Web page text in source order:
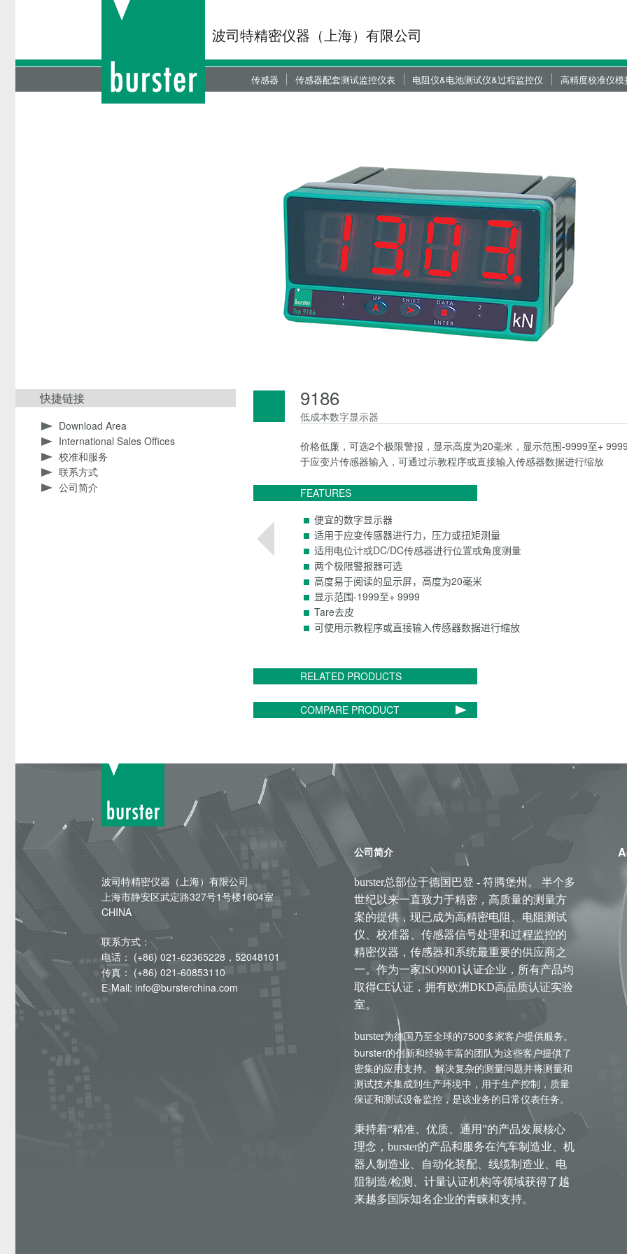
波司特精密仪器（上海）有限公司
传感器
液压/气压传感器
角度传感器
双分量传感器
OEM传感器定制
CAD资料下载
传感器配套测试监控仪表
显示仪器（镶嵌版和桌面版）
放大器和变送器模块
力位监控仪
CAD资料下载
新一代放大器模块
电阻仪&电池测试仪&过程监控仪
绝缘电阻测试仪
微电阻测试仪
力位监控手动压机
线缆测试方案
CAD资料下载
高精度校准仪模
高精密校准源
便携式校准仪
9186
低成本数字显示器
价格低廉，可选2个极限警报，显示高度为20毫米，显示范围-9999至+
于应变片传感器输入，可通过示教程序或直接输入传感器数据进行缩放
FEATURES
便宜的数字显示器
适用于应变传感器进行力，压力或扭矩测量
适用电位计或DC/DC传感器进行位置或角度测量
两个极限警报器可选
高度易于阅读的显示屏，高度为20毫米
显示范围-1999至+ 9999
Tare去皮
可使用示教程序或直接输入传感器数据进行缩放
RELATED PRODUCTS
COMPARE PRODUCT
快捷链接
Download Area
International Sales Offices
校准和服务
联系方式
公司简介
波司特精密仪器（上海）有限公司
上海市静安区武定路327号1号楼1604室
CHINA
联系方式：
电话： (+86) 021-62365228，52048101
传真： (+86) 021-60853110
E-Mail: info@bursterchina.com
公司简介
burster总部位于德国巴登 - 符腾堡州。 半个多
世纪以来一直致力于精密，高质量的测量方
案的提供，现已成为高精密电阻、电阻测试
仪、校准器、传感器信号处理和过程监控的
精密仪器，传感器和系统最重要的供应商之
一。作为一家ISO9001认证企业，所有产品均
取得CE认证，拥有欧洲DKD高品质认证实验
室。
burster为德国乃至全球的7500多家客户提供服务。
burster的创新和经验丰富的团队为这些客户提供了
密集的应用支持。 解决复杂的测量问题并将测量和
测试技术集成到生产环境中，用于生产控制，质量
保证和测试设备监控，是该业务的日常仪表任务。
秉持着“精准、优质、通用”的产品发展核心
理念，burster的产品和服务在汽车制造业、机
器人制造业、自动化装配、线缆制造业、电
阻制造/检测、计量认证机构等领域获得了越
来越多国际知名企业的青睐和支持。